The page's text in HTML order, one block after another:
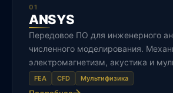
01
ANSYS
Передовое ПО для инженерного
численного моделирования.
электромагнетизм, акустика и
FEA CFD Мультифизика